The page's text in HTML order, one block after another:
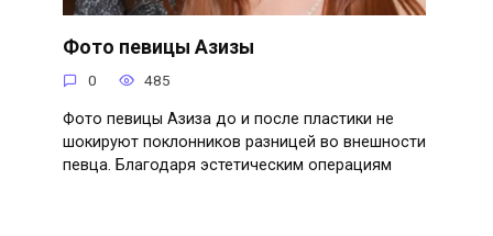
Фото певицы Азизы
0 485
Фото певицы Азиза до и после пластики не
шокируют поклонников разницей во внешности
певца. Благодаря эстетическим операциям